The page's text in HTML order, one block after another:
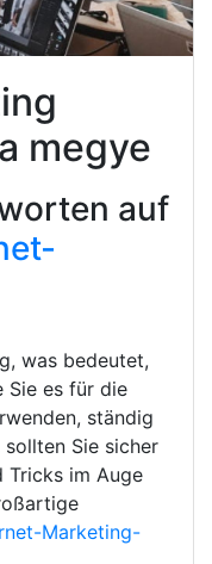
megye
auf
was bedeutet,
Sie es für die
ständig
Sie sicher
Tricks im Auge
Marketing-